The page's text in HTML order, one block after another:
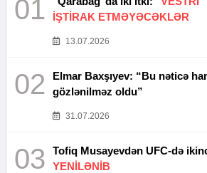
01
İŞTİRAK ETMƏYƏCƏKLƏR
13.07.2026
02
Elmar Baxşıyev: “Bu nəticə
gözlənilməz oldu”
31.07.2026
03
YENİLƏNİB